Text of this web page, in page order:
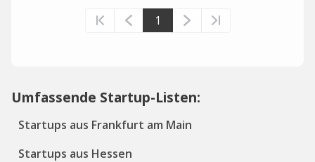
1
Umfassende Startup-Listen:
Startups aus Frankfurt am Main
Startups aus Hessen